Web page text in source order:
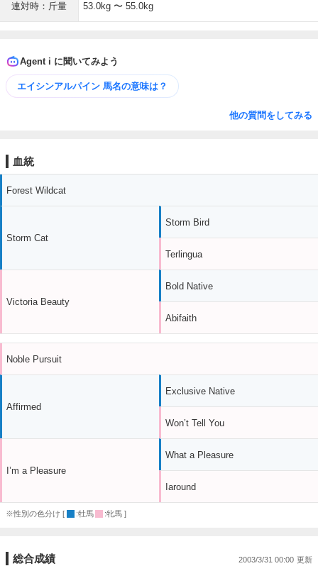
連対時：斤量 53.0kg 〜 55.0kg
Agent i に聞いてみよう
エイシンアルパイン 馬名の意味は？
他の質問をしてみる
血統
Forest Wildcat
Storm Cat
Victoria Beauty
Storm Bird
Terlingua
Bold Native
Abifaith
Noble Pursuit
Affirmed
I’m a Pleasure
Exclusive Native
Won’t Tell You
What a Pleasure
Iaround
※性別の色分け [ :牡馬 :牝馬 ]
総合成績 2003/3/31 00:00